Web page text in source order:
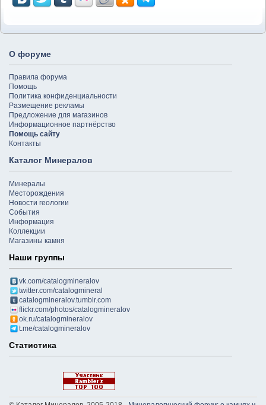
О форуме
Правила форума
Помощь
Политика конфиденциальности
Размещение рекламы
Предложение для магазинов
Информационное партнёрство
Помощь сайту
Контакты
Каталог Минералов
Минералы
Месторождения
Новости геологии
События
Информация
Коллекции
Магазины камня
Наши группы
vk.com/catalogmineralov
twitter.com/catalogmineral
catalogmineralov.tumblr.com
flickr.com/photos/catalogmineralov
ok.ru/catalogmineralov
t.me/catalogmineralov
Статистика